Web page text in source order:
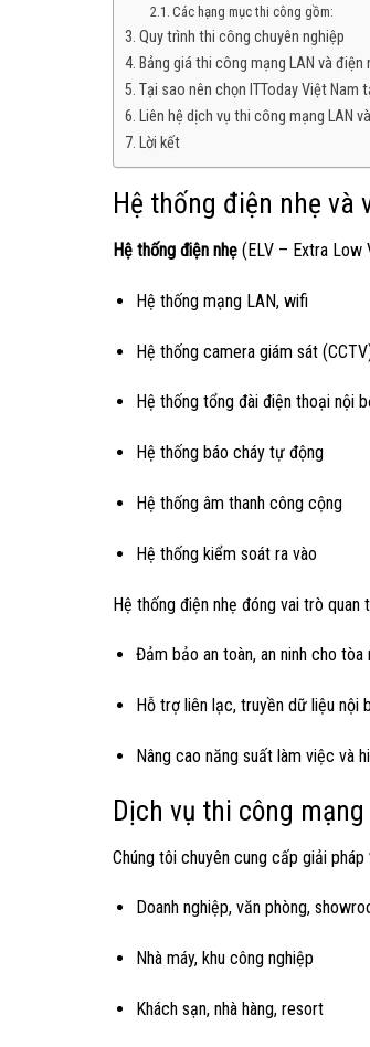
Các hạng mục thi công gồm:
Quy trình thi công chuyên nghiệp
Bảng giá thi công mạng LAN và điện
Tại sao nên chọn ITToday Việt Nam
Liên hệ dịch vụ thi công mạng LAN
Lời kết
Hệ thống điện nhẹ và
Hệ thống điện nhẹ (ELV – Extra Low
Hệ thống mạng LAN, wifi
Hệ thống camera giám sát
Hệ thống tổng đài điện thoại nội
Hệ thống báo cháy tự động
Hệ thống âm thanh công cộng
Hệ thống kiểm soát ra vào
Hệ thống điện nhẹ đóng vai trò quan
Đảm bảo an toàn, an ninh cho tòa
Hỗ trợ liên lạc, truyền dữ liệu nội
Nâng cao năng suất làm việc và
Dịch vụ thi công
Chúng tôi chuyên cung cấp giải pháp
Doanh nghiệp, văn phòng,
Nhà máy, khu công nghiệp
Khách sạn, nhà hàng, resort